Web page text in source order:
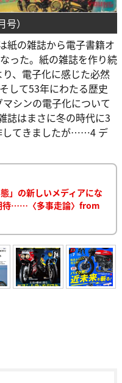
）
紙の雑誌から電子書籍オ
った。紙の雑誌を作り続
、電子化に感じた必然
して53年にわたる歴史
シンの電子化について
誌はまさに冬の時代に3
してきましたが……4 デ
」の新しいメディアにな
待……〈多事走論〉from